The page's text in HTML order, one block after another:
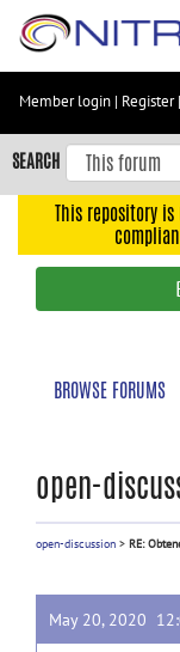
Skip
content
Skip
to
navigation
Member login | Register|
SEARCH
This repository
BROWSE FORUMS
open-
open-discussion > RE:
May 20, 2020